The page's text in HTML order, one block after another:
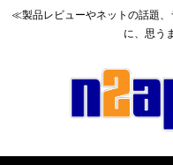
≪製品レビューやネットの話題
に、思う